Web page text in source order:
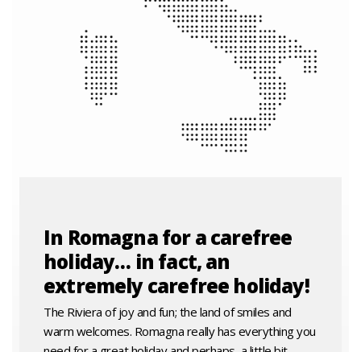
In Romagna for a carefree
holiday… in fact, an
extremely carefree holiday!
The Riviera of joy and fun; the land of smiles and
warm welcomes. Romagna really has everything you